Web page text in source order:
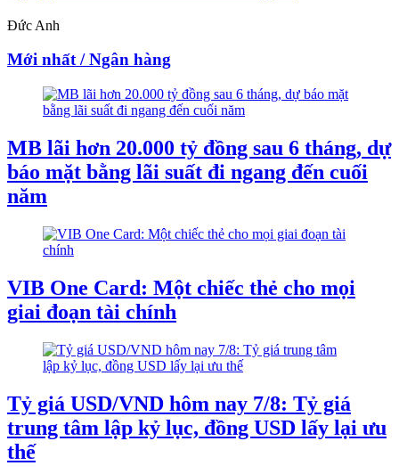
Đức Anh
Mới nhất / Ngân hàng
MB lãi hơn 20.000 tỷ đồng sau 6 tháng, dự
báo mặt bằng lãi suất đi ngang đến cuối
năm
VIB One Card: Một chiếc thẻ cho mọi
giai đoạn tài chính
Tỷ giá USD/VND hôm nay 7/8: Tỷ giá
trung tâm lập kỷ lục, đồng USD lấy lại ưu
thế